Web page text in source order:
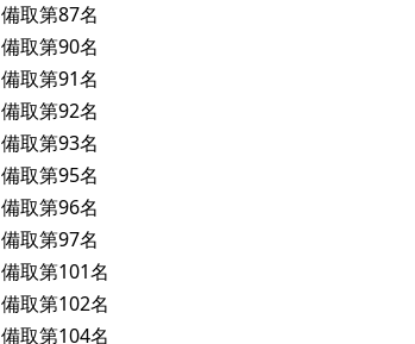
備取第87名
備取第90名
備取第91名
備取第92名
備取第93名
備取第95名
備取第96名
備取第97名
備取第101名
備取第102名
備取第104名